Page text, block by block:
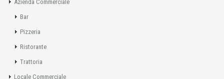
Azienda Commerciale
Bar
Pizzeria
Ristorante
Trattoria
Locale Commerciale